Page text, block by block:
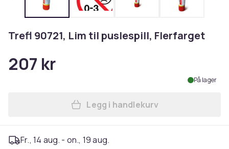
Trefl 90721, Lim til puslespill, Flerfarget
207 kr
På lager
Legg Trefl 90721, Lim til
Legg i handlekurv
Fr., 14 aug. - on., 19 aug.